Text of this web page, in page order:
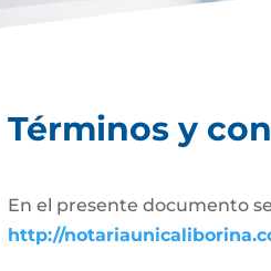
Términos y
En el presente documento
http://